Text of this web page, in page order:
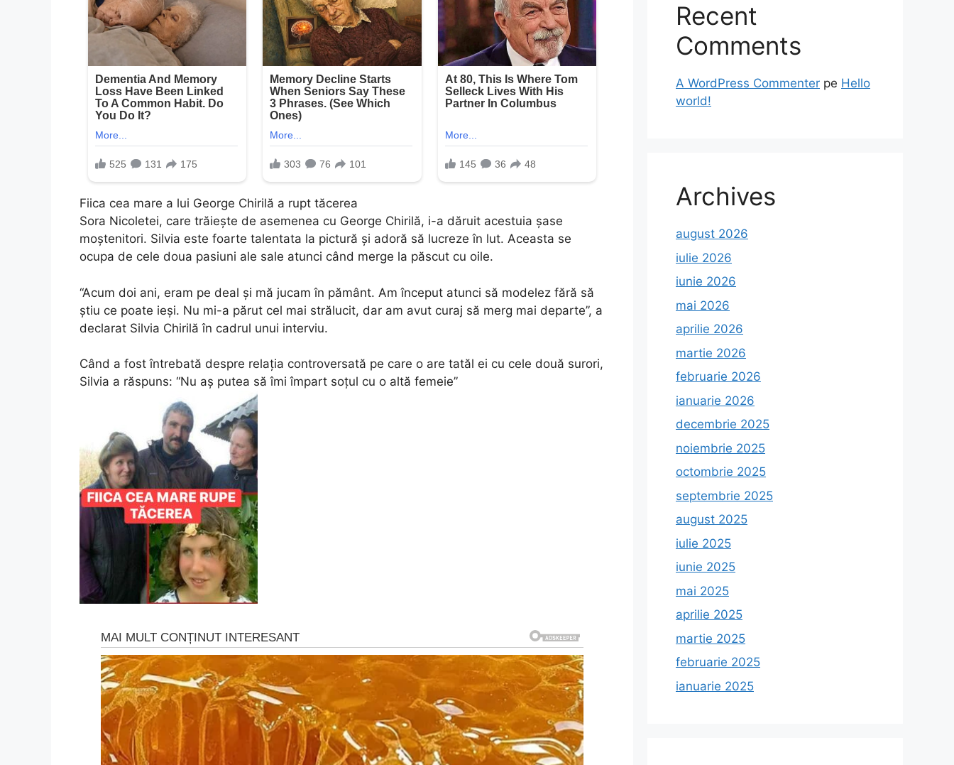
Fiica cea mare a lui George Chirilă a rupt tăcerea
Sora Nicoletei, care trăiește de asemenea cu George Chirilă, i-a dăruit acestuia șase
moștenitori. Silvia este foarte talentata la pictură și adoră să lucreze în lut. Aceasta se
ocupa de cele doua pasiuni ale sale atunci când merge la păscut cu oile.
“Acum doi ani, eram pe deal și mă jucam în pământ. Am început atunci să modelez fără să
știu ce poate ieși. Nu mi-a părut cel mai strălucit, dar am avut curaj să merg mai departe”, a
declarat Silvia Chirilă în cadrul unui interviu.
Când a fost întrebată despre relația controversată pe care o are tatăl ei cu cele două surori,
Silvia a răspuns: “Nu aș putea să îmi împart soțul cu o altă femeie”
Recent
Comments
A WordPress Commenter pe Hello
world!
Archives
august 2026
iulie 2026
iunie 2026
mai 2026
aprilie 2026
martie 2026
februarie 2026
ianuarie 2026
decembrie 2025
noiembrie 2025
octombrie 2025
septembrie 2025
august 2025
iulie 2025
iunie 2025
mai 2025
aprilie 2025
martie 2025
februarie 2025
ianuarie 2025